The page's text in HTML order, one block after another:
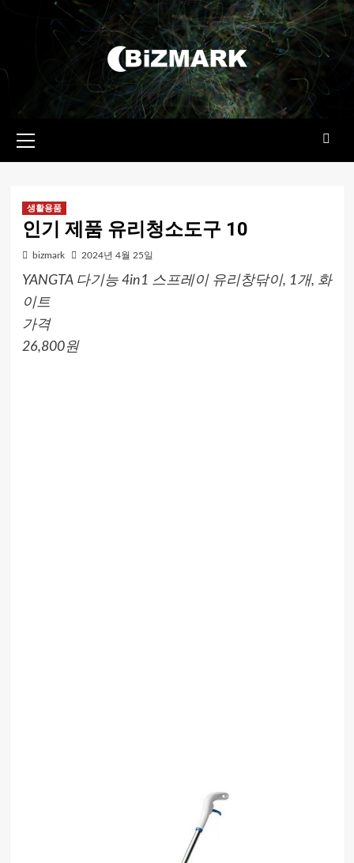
메뉴
생활용품
인기 제품 유리청소도구 10
bizmark 2024년 4월 25일
YANGTA 다기능 4in1 스프레이 유리창닦이, 1개, 화
이트
가격
26,800원